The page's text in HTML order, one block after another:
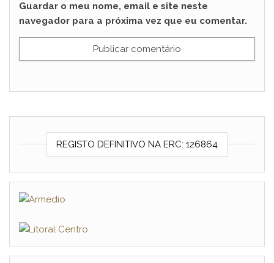
Guardar o meu nome, email e site neste
navegador para a próxima vez que eu comentar.
REGISTO DEFINITIVO NA ERC: 126864